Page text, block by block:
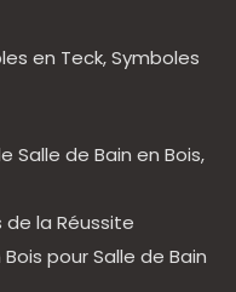
en Teck, Symboles
Salle de Bain en Bois,
de la Réussite
pour Salle de Bain